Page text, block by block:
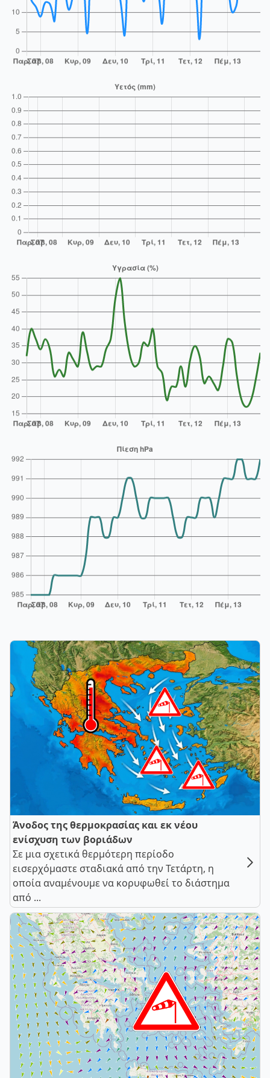
Άνοδος της θερμοκρασίας και εκ νέου
ενίσχυση των βοριάδων
Σε μια σχετικά θερμότερη περίοδο
εισερχόμαστε σταδιακά από την Τετάρτη, η
οποία αναμένουμε να κορυφωθεί το διάστημα
από ...